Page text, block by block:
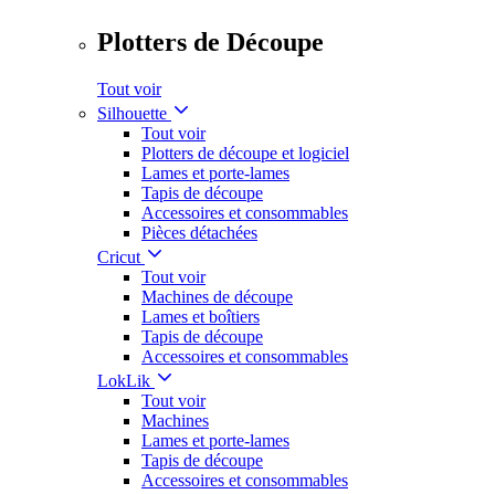
Plotters de Découpe
Tout voir
Silhouette
Tout voir
Plotters de découpe et logiciel
Lames et porte-lames
Tapis de découpe
Accessoires et consommables
Pièces détachées
Cricut
Tout voir
Machines de découpe
Lames et boîtiers
Tapis de découpe
Accessoires et consommables
LokLik
Tout voir
Machines
Lames et porte-lames
Tapis de découpe
Accessoires et consommables